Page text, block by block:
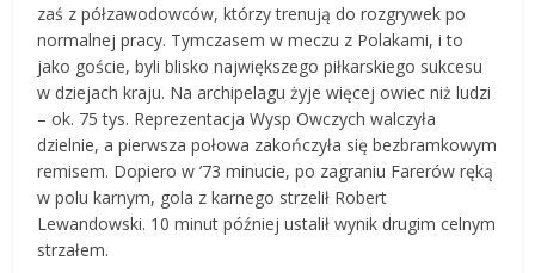
zaś z półzawodowców, którzy trenują do rozgrywek po
normalnej pracy. Tymczasem w meczu z Polakami, i to
jako goście, byli blisko największego piłkarskiego sukcesu
w dziejach kraju. Na archipelagu żyje więcej owiec niż ludzi
– ok. 75 tys. Reprezentacja Wysp Owczych walczyła
dzielnie, a pierwsza połowa zakończyła się bezbramkowym
remisem. Dopiero w ’73 minucie, po zagraniu Farerów ręką
w polu karnym, gola z karnego strzelił Robert
Lewandowski. 10 minut później ustalił wynik drugim celnym
strzałem.